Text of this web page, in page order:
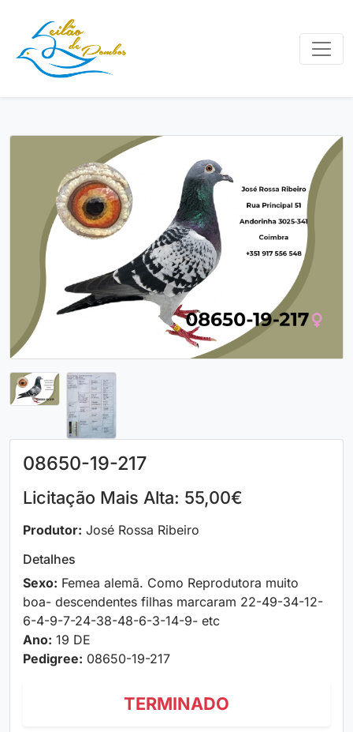
08650-19-217
Licitação Mais Alta: 55,00€
Produtor: José Rossa Ribeiro
Detalhes
Sexo: Femea alemã. Como Reprodutora muito
boa- descendentes filhas marcaram 22-49-34-12-
6-4-9-7-24-38-48-6-3-14-9- etc
Ano: 19 DE
Pedigree: 08650-19-217
TERMINADO